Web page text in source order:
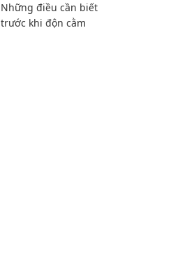
Những điều cần biết
trước khi độn cằm